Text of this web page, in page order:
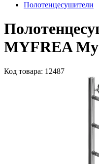
Полотенцесушители
MYFREA
Код товара: 12487